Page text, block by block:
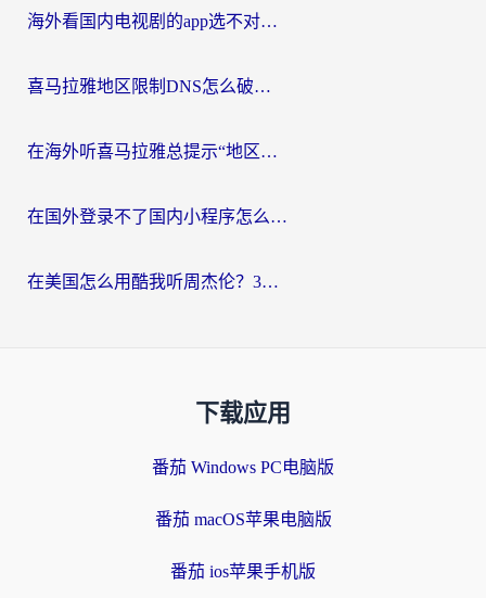
海外看国内电视剧的app选不对？这份回国加速器避坑指南帮你流畅追剧
喜马拉雅地区限制DNS怎么破？海外党听国内音乐听书的终极解决方案
在海外听喜马拉雅总提示“地区限制”？3步轻松解除+听国内音乐全攻略
在国外登录不了国内小程序怎么办？选对回国加速器，轻松解锁国内资源
在美国怎么用酷我听周杰伦？3步搞定海外听歌难题
下载应用
番茄 Windows PC电脑版
番茄 macOS苹果电脑版
番茄 ios苹果手机版